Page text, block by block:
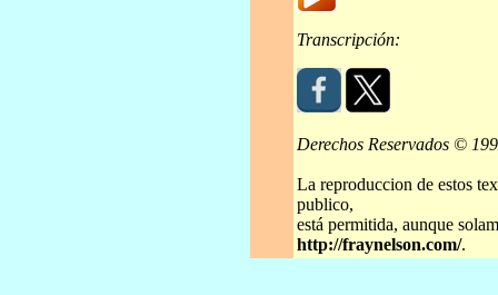
Transcripción:
Derechos Reservados ©
La reproduccion de estos
publico,
está permitida, aunque
http://fraynelson.com/.